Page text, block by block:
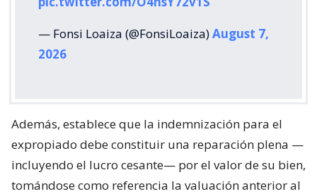
— Fonsi Loaiza (@FonsiLoaiza)August 7,
2026
Además, establece que la indemnización para el
expropiado debe constituir una reparación plena —
incluyendo el lucro cesante— por el valor de su bien,
tomándose como referencia la valuación anterior al